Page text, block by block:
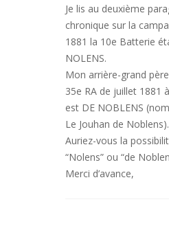
Je lis au deuxième
chronique sur la
1881 la 10e Batterie
NOLENS.
Mon arrière-grand
35e RA de juillet 1881
est DE NOBLENS
Le Jouhan de Noblens).
Auriez-vous la
“Nolens” ou “de
Merci d’avance,